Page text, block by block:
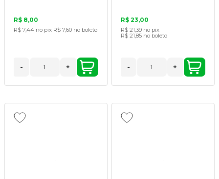
R$ 8,00
R$ 7,44 no pix R$ 7,60 no boleto
- +
R$ 23,00
R$ 21,39 no pix
R$ 21,85 no boleto
- +